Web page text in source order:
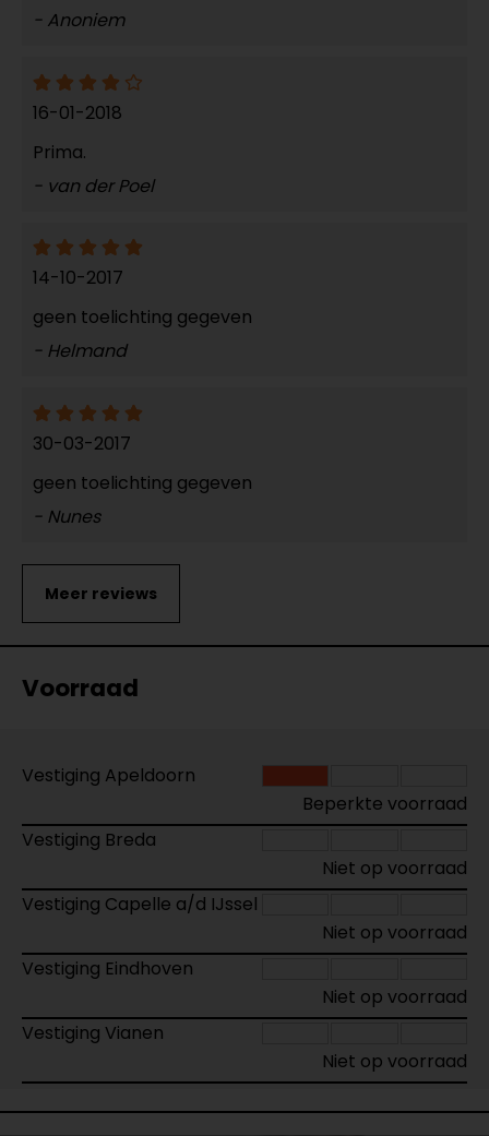
- Anoniem
16-01-2018
Prima.
- van der Poel
14-10-2017
geen toelichting gegeven
- Helmand
30-03-2017
geen toelichting gegeven
- Nunes
Voorraad
Vestiging Apeldoorn
Beperkte voorraad
Vestiging Breda
Niet op voorraad
Vestiging Capelle a/d IJssel
Niet op voorraad
Vestiging Eindhoven
Niet op voorraad
Vestiging Vianen
Niet op voorraad